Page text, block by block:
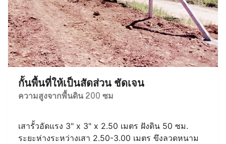
กั้นพื้นที่ให้เป็นสัดส่วน ชัดเจน
ความสูงจากพื้นดิน 200 ซม
เสารั้วอัดแรง 3" x 3" x 2.50 เมตร ฝังดิน 50 ซม.
ระยะห่างระหว่างเสา 2.50-3.00 เมตร ขึงลวดหนาม